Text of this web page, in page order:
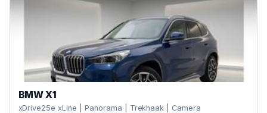
BMW X1
xDrive25e xLine | Panorama | Trekhaak | Camera